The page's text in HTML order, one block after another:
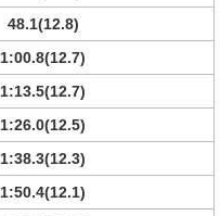
48.1(12.8)
1:00.8(12.7)
1:13.5(12.7)
1:26.0(12.5)
1:38.3(12.3)
1:50.4(12.1)